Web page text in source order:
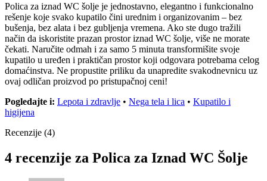
Polica za iznad WC šolje je jednostavno, elegantno i funkcionalno
rešenje koje svako kupatilo čini urednim i organizovanim – bez
bušenja, bez alata i bez gubljenja vremena. Ako ste dugo tražili
način da iskoristite prazan prostor iznad WC šolje, više ne morate
čekati. Naručite odmah i za samo 5 minuta transformišite svoje
kupatilo u uređen i praktičan prostor koji odgovara potrebama celog
domaćinstva. Ne propustite priliku da unapredite svakodnevnicu uz
ovaj odličan proizvod po pristupačnoj ceni!
Pogledajte i: Lepota i zdravlje • Nega tela i lica • Kupatilo i
higijena
Recenzije (4)
4 recenzije za Polica za Iznad WC Šolje